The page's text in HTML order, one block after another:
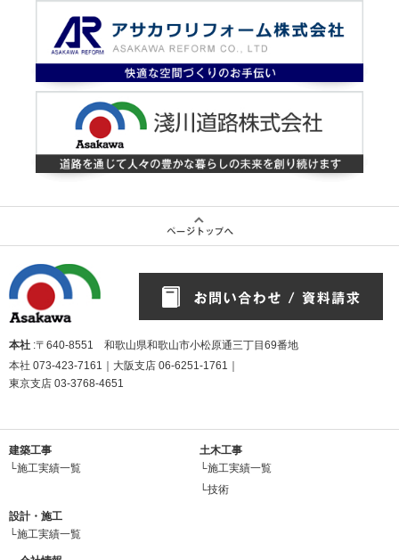
本社 :〒640-8551 和歌山県和歌山市小松原通三丁目69番地
本社 073-423-7161 ｜大阪支店 06-6251-1761
東京支店 03-3768-4651
建築工事
└施工実績一覧
土木工事
└施工実績一覧
└技術
設計・施工
└施工実績一覧